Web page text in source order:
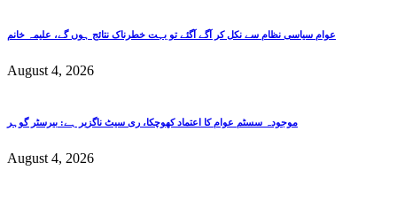
عوام سیاسی نظام سے نکل کر آگے آگئے تو بہت خطرناک نتائج ہوں گے، علیمہ خانم
August 4, 2026
موجودہ سسٹم عوام کا اعتماد کھوچکا، ری سیٹ ناگزیر ہے: بیرسٹر گوہر
August 4, 2026